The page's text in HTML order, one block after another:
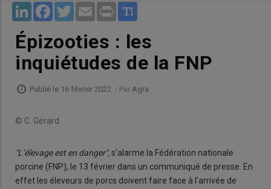
LinkedInFacebookTwitterEmail Print
Épizooties : les
inquiétudes de la FNP
Publié le 16 février 2022 - Par Agra
© C. Gérard
"L’élevage est en danger", s’alarme la Fédération nationale
porcine (FNP), le 13 février dans un communiqué de presse. En
effet les éleveurs de porcs doivent faire face à l’arrivée de